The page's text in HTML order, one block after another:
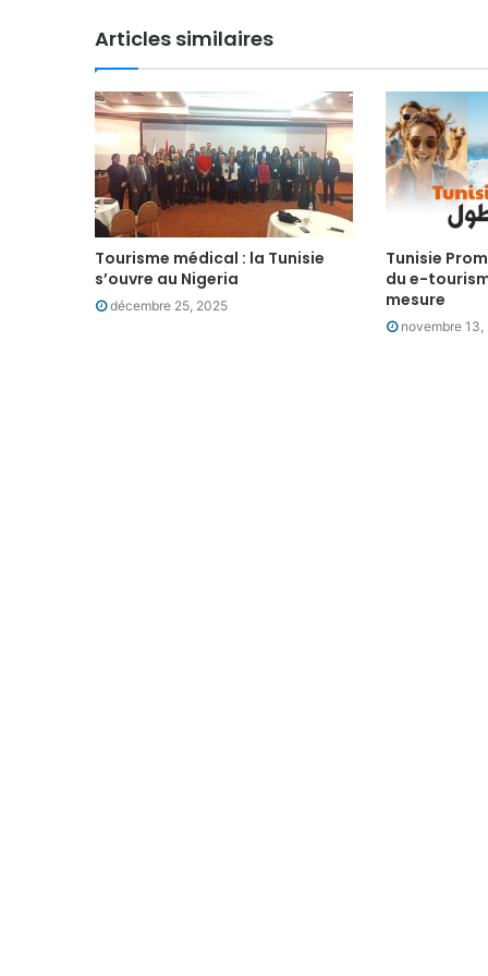
l
Articles similaires
Tourisme médical : la Tunisie
s’ouvre au Nigeria
décembre 25, 2025
Tunisie
du e-
mesure
novembre 13,